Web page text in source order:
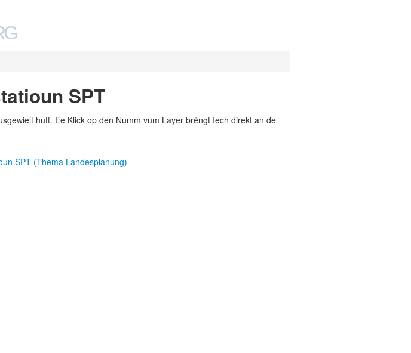
SPT
hutt. Ee Klick op den Numm vum Layer brëngt Iech direkt an de
SPT (Thema Landesplanung)